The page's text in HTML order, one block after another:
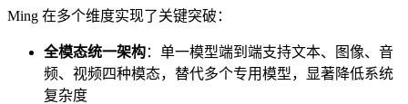
Ming 在多个维度实现了关键突破：
全模态统一架构：单一模型端到端支持文本、图像、音
频、视频四种模态，替代多个专用模型，显著降低系统
复杂度